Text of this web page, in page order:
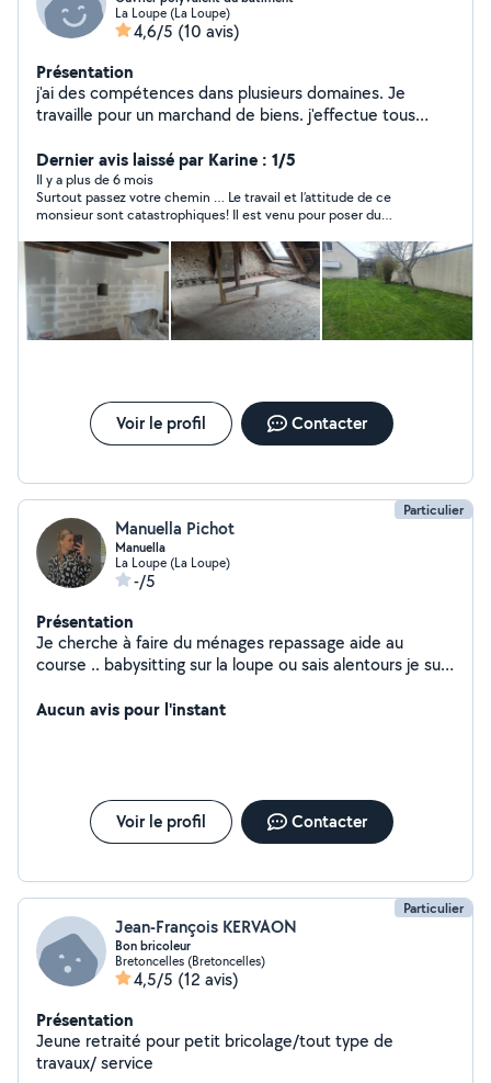
La Loupe (La Loupe)
4,6/5 (10 avis)
Présentation
j'ai des compétences dans plusieurs domaines. Je
travaille pour un marchand de biens. j'effectue tous
carrelage, électricité, petite maçonnerie...) Pour plus de
renseignements demandés aux personnes qui ont fait
appel à moi pour avoir mon numéro ne pouvant
répondre à toutes les demandes.
Dernier avis laissé par Karine : 1/5
Il y a plus de 6 mois
Surtout passez votre chemin … Le travail et l’attitude de ce
monsieur sont catastrophiques! Il est venu pour poser du
résultat …il n’a pas terminé le chantier et n’a pas eu le courage
de nous le dire en face, mais via un sms disant qu’il nous
déposait nos clés dans la boîte… il n’a bien entendu pas
proposer de nous rembourser, ni de trouver une solution pour
le saccage qu’il a fait !
Voir le profil Contacter
Particulier
Manuella Pichot
Manuella
La Loupe (La Loupe)
-/5
Présentation
Je cherche à faire du ménages repassage aide au
course .. babysitting sur la loupe ou sais alentours je suis
handicapée et tout se passe très bien
Aucun avis pour l'instant
Voir le profil Contacter
Particulier
Jean-François KERVAON
Bon bricoleur
Bretoncelles (Bretoncelles)
4,5/5 (12 avis)
Présentation
Jeune retraité pour petit bricolage/tout type de
travaux/ service